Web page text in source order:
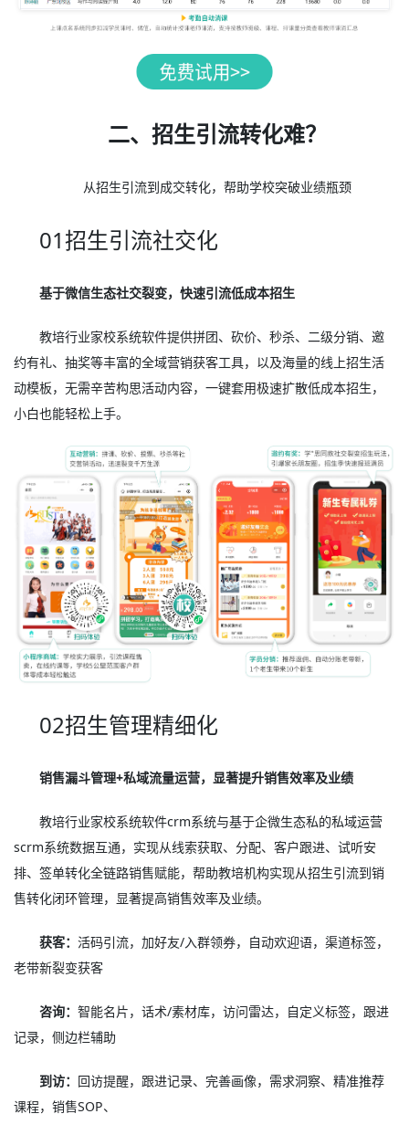
二、招生引流转化难？
从招生引流到成交转化，帮助学校突破业绩瓶颈
01招生引流社交化
基于微信生态社交裂变，快速引流低成本招生
教培行业家校系统软件提供拼团、砍价、秒杀、二级分销、邀
约有礼、抽奖等丰富的全域营销获客工具，以及海量的线上招生活
动模板，无需辛苦构思活动内容，一键套用极速扩散低成本招生，
小白也能轻松上手。
02招生管理精细化
销售漏斗管理+私域流量运营，显著提升销售效率及业绩
教培行业家校系统软件crm系统与基于企微生态私的私域运营
scrm系统数据互通，实现从线索获取、分配、客户跟进、试听安
排、签单转化全链路销售赋能，帮助教培机构实现从招生引流到销
售转化闭环管理，显著提高销售效率及业绩。
获客：活码引流，加好友/入群领券，自动欢迎语，渠道标签，
老带新裂变获客
咨询：智能名片，话术/素材库，访问雷达，自定义标签，跟进
记录，侧边栏辅助
到访： 回访提醒，跟进记录、完善画像，需求洞察、精准推荐
课程，销售SOP、